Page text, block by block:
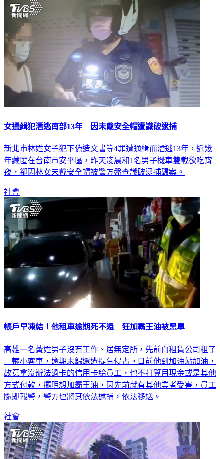
女通緝犯潛逃南部13年 因未戴安全帽遭識破逮捕
新北市林姓女子犯下偽造文書等4罪遭通緝而潛逃13年，近幾
年藏匿在台南市安平區，昨天凌晨和1名男子機車雙載欲吃宵
夜，卻因林女未戴安全帽被警方盤查識破逮捕歸案。
社會
帳戶早凍結！他租車逾期死不還 狂加霸王油被黑單
高雄一名黃姓男子沒有工作、居無定所，先前向租賃公司租了
一輛小客車，逾期未歸還遭提告侵占。日前他到加油站加油，
故意拿沒辦法過卡的信用卡給員工，也不打算用現金或是其他
方式付款，擺明想加霸王油，因先前就有其他業者受害，員工
隨即報警，警方也將其依法逮捕，依法移送。
社會